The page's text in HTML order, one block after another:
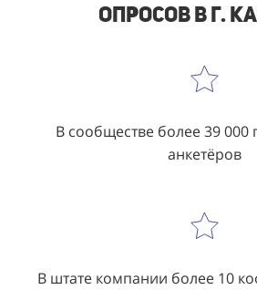
опросовв г.
В сообществе более 39 000
анкетёров
В штате компании более 10